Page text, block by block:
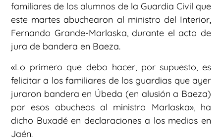
familiares de los alumnos de la Guardia Civil que
este martes abuchearon al ministro del Interior,
Fernando Grande-Marlaska, durante el acto de
jura de bandera en Baeza.
«Lo primero que debo hacer, por supuesto, es
felicitar a los familiares de los guardias que ayer
juraron bandera en Úbeda (en alusión a Baeza)
por esos abucheos al ministro Marlaska», ha
dicho Buxadé en declaraciones a los medios en
Jaén.